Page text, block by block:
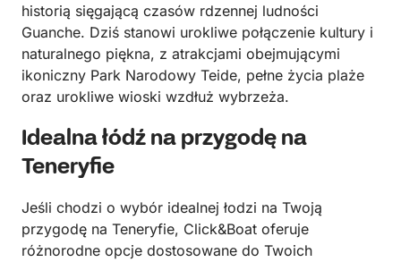
historią sięgającą czasów rdzennej ludności
Guanche. Dziś stanowi urokliwe połączenie kultury i
naturalnego piękna, z atrakcjami obejmującymi
ikoniczny Park Narodowy Teide, pełne życia plaże
oraz urokliwe wioski wzdłuż wybrzeża.
Idealna łódź na przygodę na
Teneryfie
Jeśli chodzi o wybór idealnej łodzi na Twoją
przygodę na Teneryfie, Click&Boat oferuje
różnorodne opcje dostosowane do Twoich